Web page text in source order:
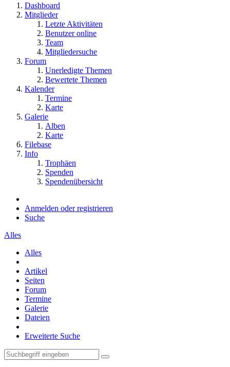
Dashboard
Mitglieder
Letzte Aktivitäten
Benutzer online
Team
Mitgliedersuche
Forum
Unerledigte Themen
Bewertete Themen
Kalender
Termine
Karte
Galerie
Alben
Karte
Filebase
Info
Trophäen
Spenden
Spendenübersicht
Anmelden oder registrieren
Suche
Alles
Alles
Artikel
Seiten
Forum
Termine
Galerie
Dateien
Erweiterte Suche